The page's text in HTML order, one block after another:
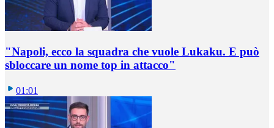
"Napoli, ecco la squadra che vuole Lukaku. E può
sbloccare un nome top in attacco"
01:01